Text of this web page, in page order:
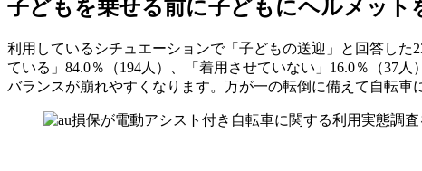
子どもを乗せる前に子どもにヘルメッ
利用しているシチュエーションで「子どもの送迎」と回答し
ている」84.0％（194人）、「着用させていない」16.0％（37
バランスが崩れやすくなります。万が一の転倒に備えて自転車